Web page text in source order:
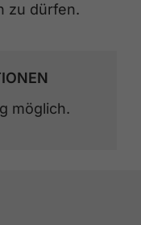
zu dürfen.
möglich.